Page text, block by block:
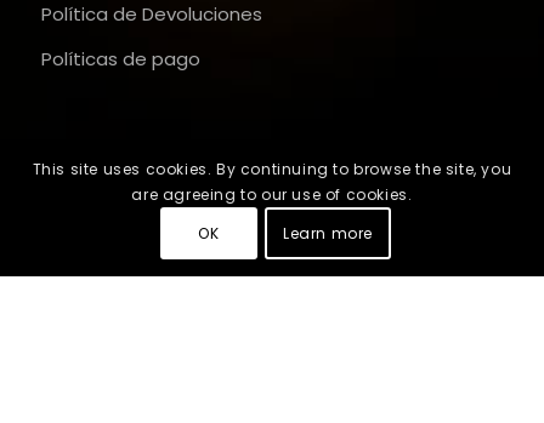
Política de Devoluciones
Políticas de pago
This site uses cookies. By continuing to browse the site, you
are agreeing to our use of cookies.
OK
Learn more